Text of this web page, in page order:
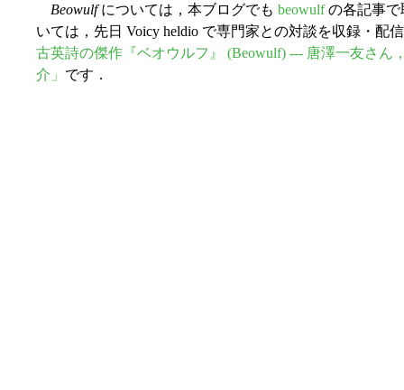
Beowulfについては，本ブログでも beowulfの各記事で
いては，先日 Voicy heldio で専門家との対談を収録・配
古英詩の傑作『ベオウルフ』 (Beowulf) --- 唐澤一友さ
介」 です．